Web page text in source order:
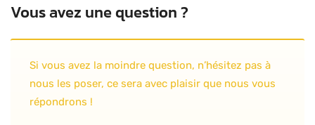
Vous avez une question ?
Si vous avez la moindre question, n’hésitez pas à
nous les poser, ce sera avec plaisir que nous vous
répondrons !